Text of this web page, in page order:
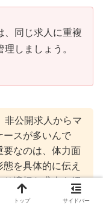
、同じ求人に重複
しましょう。
非公開求人からマ
ースが多いんで
要なのは、体力面
を具体的に伝え
適切な求人を紹
トップ サイドバー